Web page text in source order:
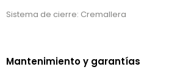
Sistema de cierre: Cremallera
Mantenimiento y garantías